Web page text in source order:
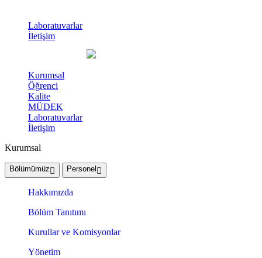
Laboratuvarlar
İletişim
Kurumsal
Öğrenci
Kalite
MÜDEK
Laboratuvarlar
İletişim
Kurumsal
Bölümümüz Personel
Hakkımızda
Bölüm Tanıtımı
Kurullar ve Komisyonlar
Yönetim